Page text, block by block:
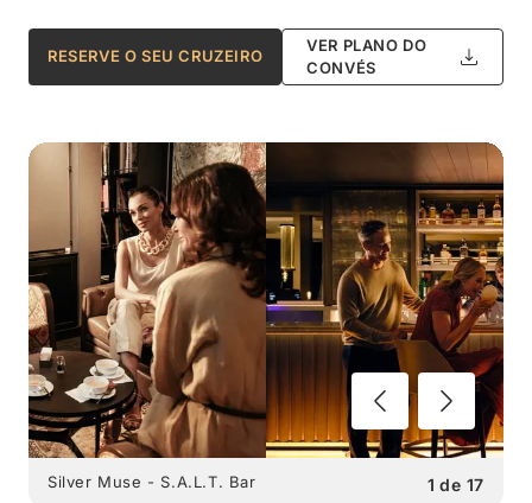
RESERVE O SEU CRUZEIRO
VER PLANO DO
CONVÉS
1 de 17
Silver Muse - S.A.L.T. Bar